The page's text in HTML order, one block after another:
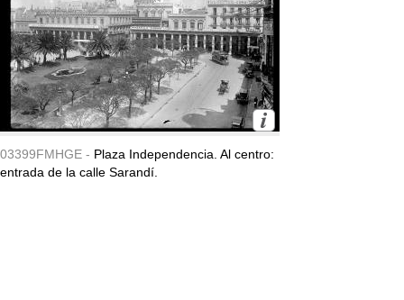
03399FMHGE - Plaza Independencia. Al centro:
entrada de la calle Sarandí.